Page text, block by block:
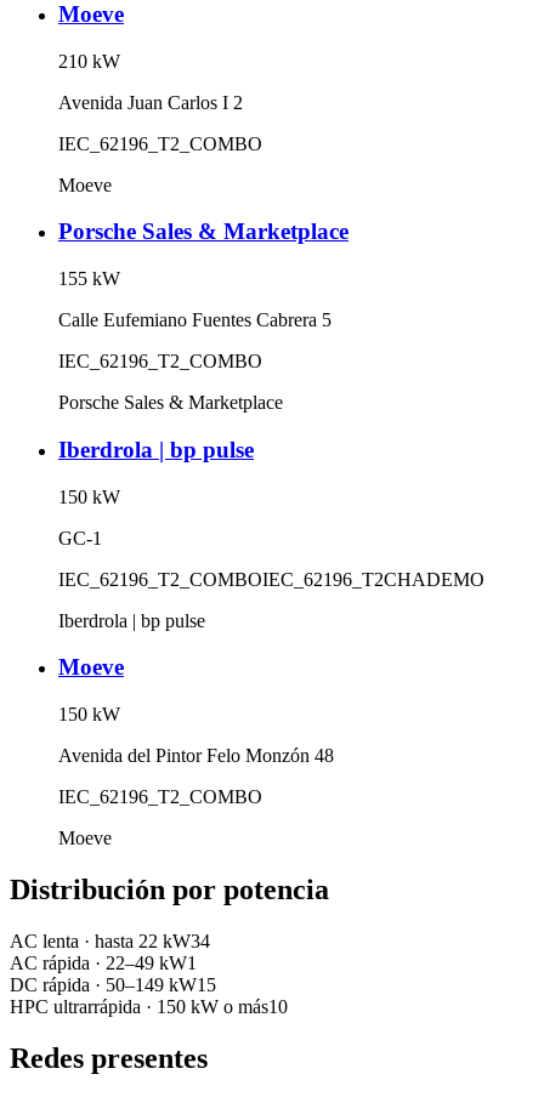
Moeve
210 kW
Avenida Juan Carlos I 2
IEC_62196_T2_COMBO
Moeve
Porsche Sales & Marketplace
155 kW
Calle Eufemiano Fuentes Cabrera 5
IEC_62196_T2_COMBO
Porsche Sales & Marketplace
Iberdrola | bp pulse
150 kW
GC-1
IEC_62196_T2_COMBOIEC_62196_T2CHADEMO
Iberdrola | bp pulse
Moeve
150 kW
Avenida del Pintor Felo Monzón 48
IEC_62196_T2_COMBO
Moeve
Distribución por potencia
AC lenta · hasta 22 kW34
AC rápida · 22–49 kW1
DC rápida · 50–149 kW15
HPC ultrarrápida · 150 kW o más10
Redes presentes